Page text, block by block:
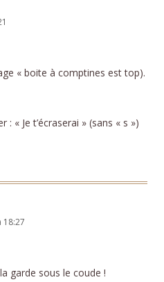
« boite à comptines est top).
« Je t’écraserai » (sans « s »)
18:27
garde sous le coude !